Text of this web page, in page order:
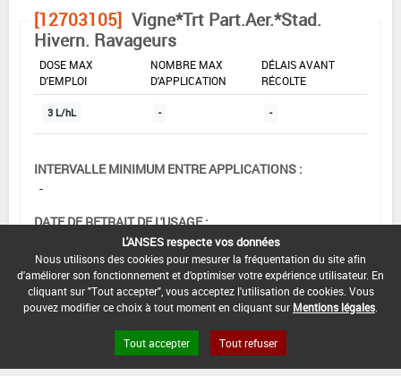
[12703105] Vigne*Trt Part.Aer.*Stad.
Hivern. Ravageurs
DOSE MAX
D'EMPLOI
NOMBRE MAX
D'APPLICATION
DÉLAIS AVANT
RÉCOLTE
3 L/hL - -
INTERVALLE MINIMUM ENTRE APPLICATIONS :
-
DATE DE RETRAIT DE L'USAGE :
DATE DE FIN DE DISTRIBUTION :
-
DATE DE FIN D'UTILISATION :
L'ANSES respecte vos données
Nous utilisons des cookies pour mesurer la fréquentation du site afin
d'améliorer son fonctionnement et d'optimiser votre expérience utilisateur. En
cliquant sur "Tout accepter", vous acceptez l'utilisation de cookies. Vous
pouvez modifier ce choix à tout moment en cliquant sur Mentions légales
Tout accepter Tout refuser